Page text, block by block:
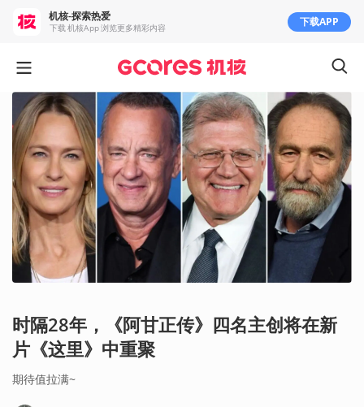
时隔28年，《阿甘正传》四名主创将在新
片《这里》中重聚
期待值拉满~
机核-探索热爱
下载 机核App 浏览更多精彩内容 下载APP